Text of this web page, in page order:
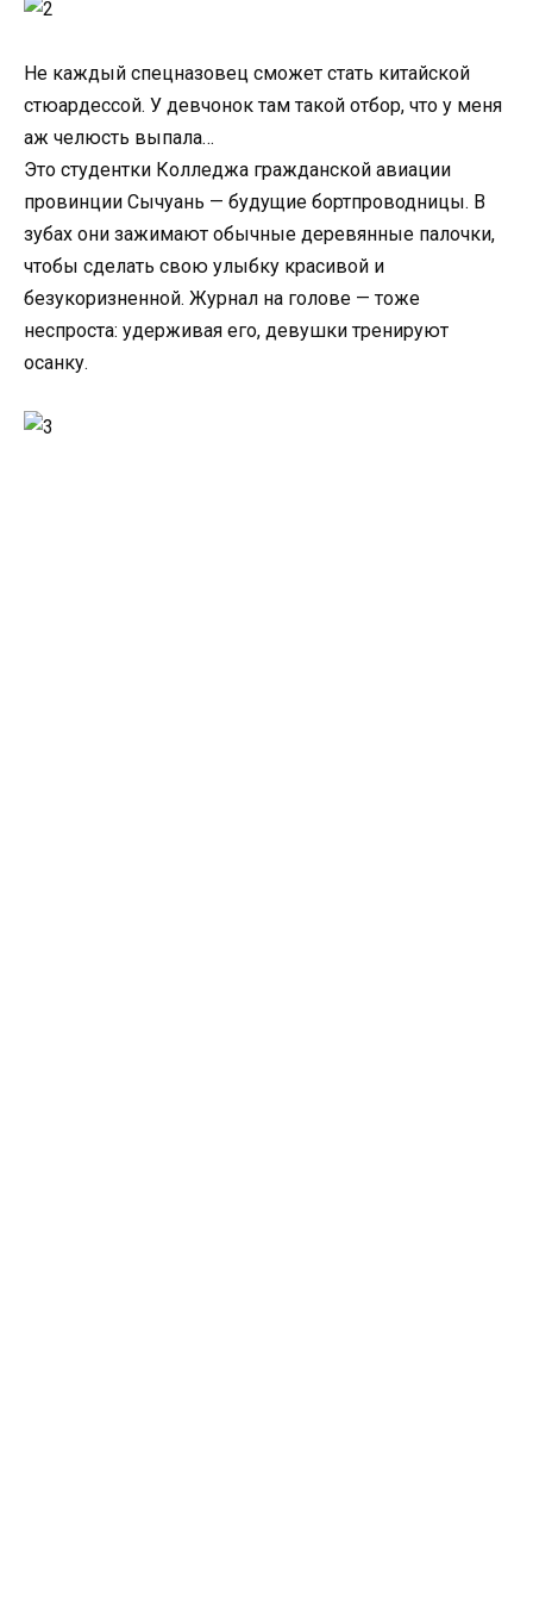
Не каждый спецназовец сможет стать китайской
стюардессой. У девчонок там такой отбор, что у меня
аж челюсть выпала…
Это студентки Колледжа гражданской авиации
провинции Сычуань — будущие бортпроводницы. В
зубах они зажимают обычные деревянные палочки,
чтобы сделать свою улыбку красивой и
безукоризненной. Журнал на голове — тоже
неспроста: удерживая его, девушки тренируют
осанку.